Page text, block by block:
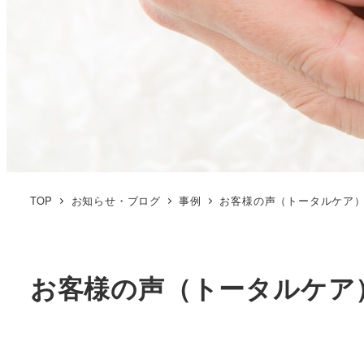
TOP お知らせ・ブログ 事例 お客様の声（トータルケア
お客様の声（トータルケア